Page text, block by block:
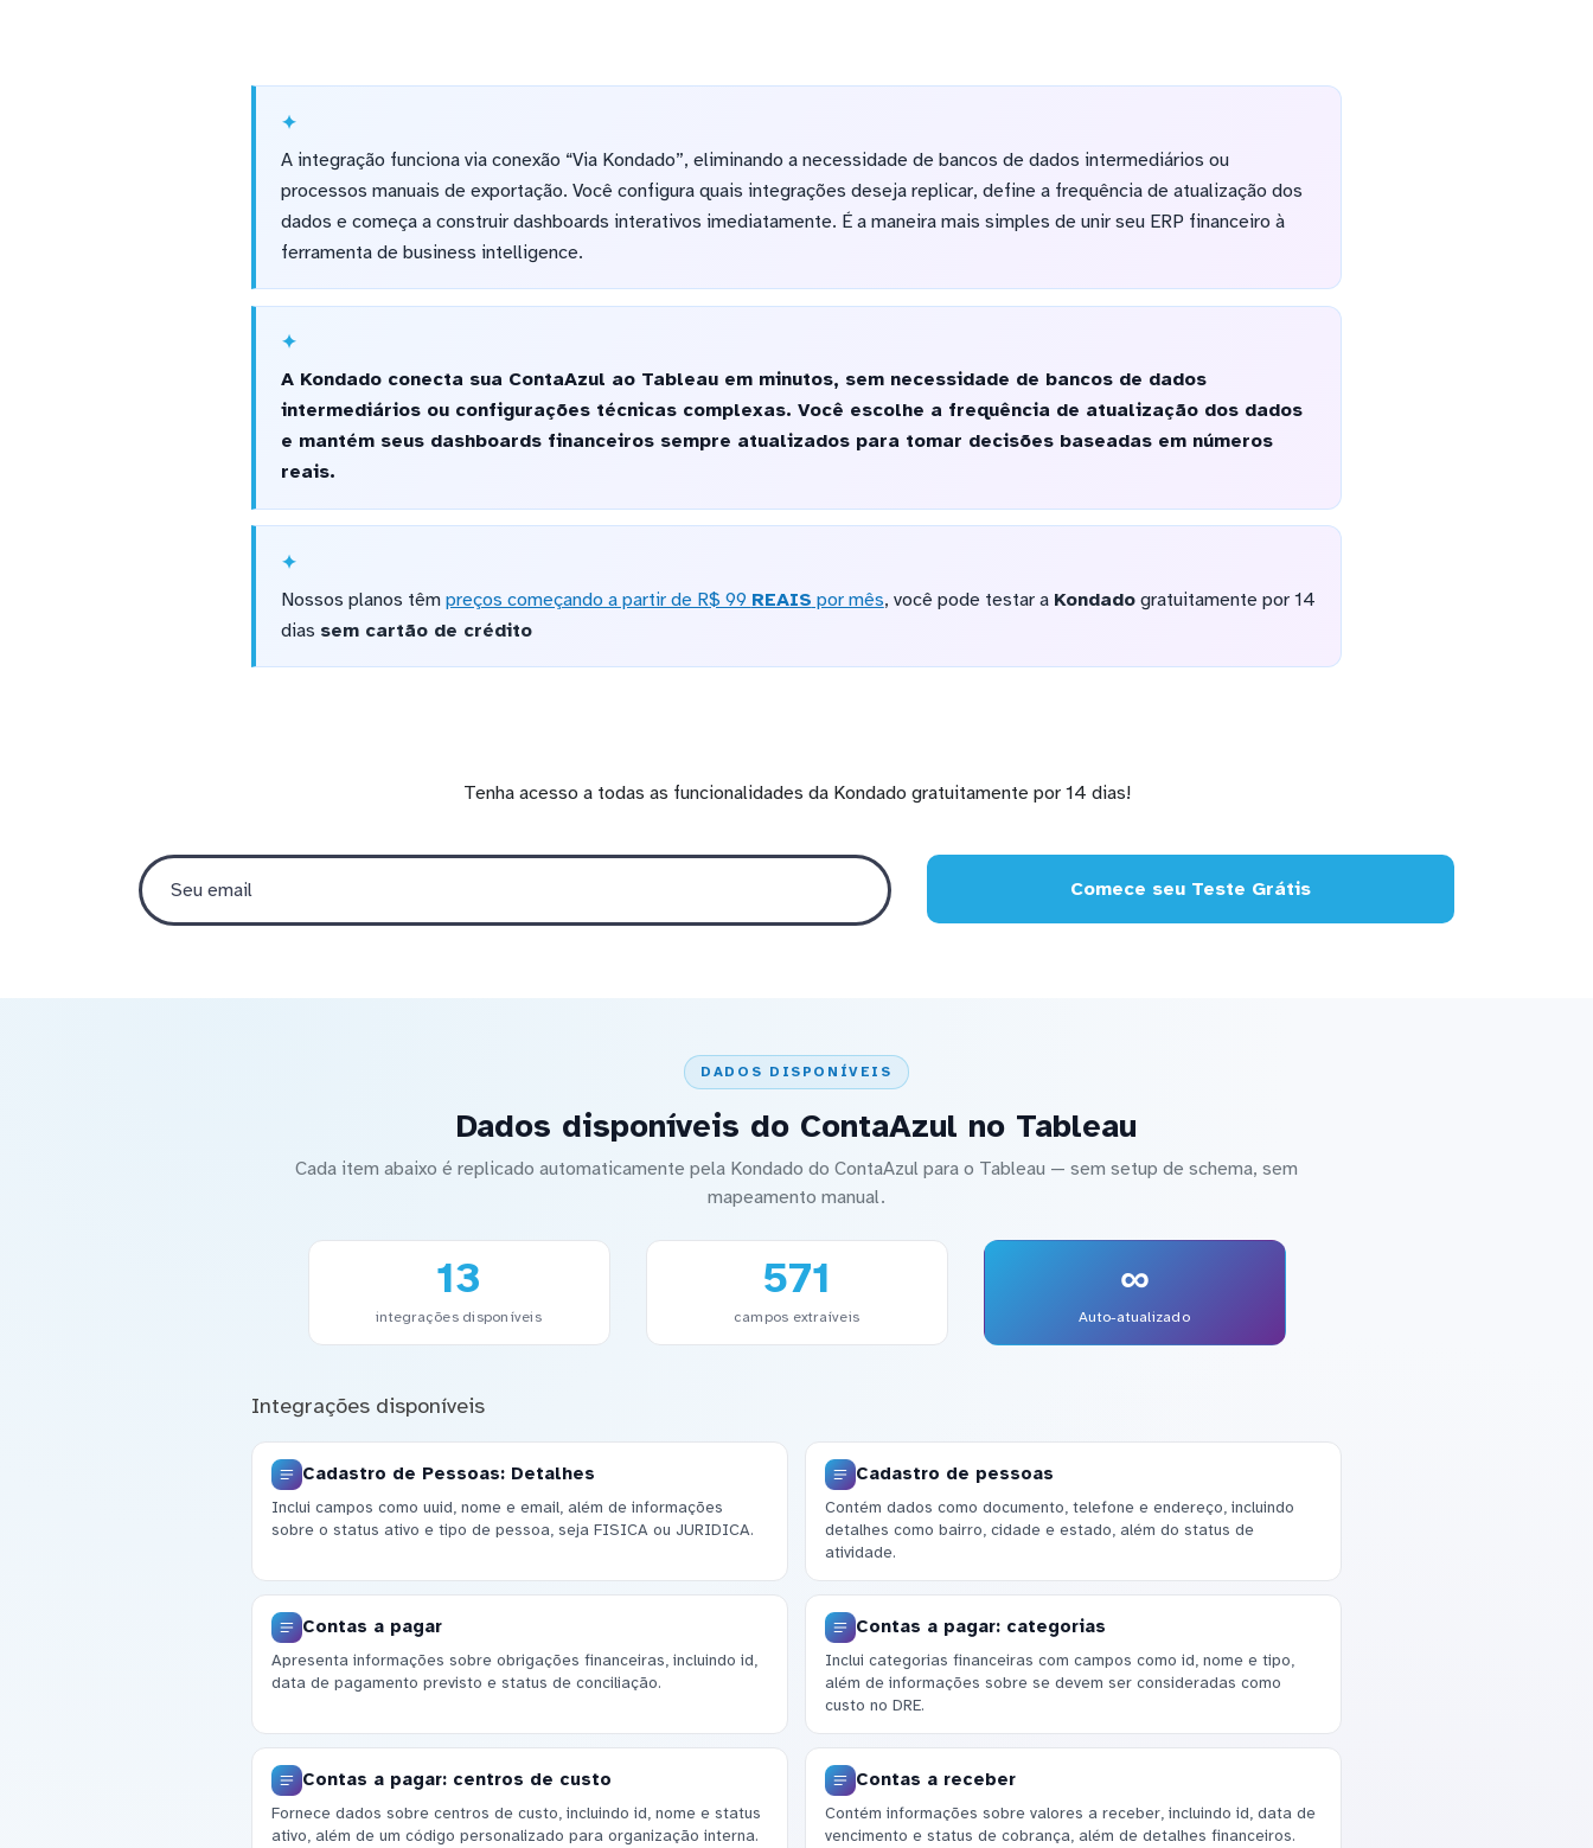
A integração funciona via conexão “Via Kondado”, eliminando a necessidade de bancos de dados intermediários ou
processos manuais de exportação. Você configura quais integrações deseja replicar, define a frequência de atualização dos
dados e começa a construir dashboards interativos imediatamente. É a maneira mais simples de unir seu ERP financeiro à
ferramenta de business intelligence.
A Kondado conecta sua ContaAzul ao Tableau em minutos, sem necessidade de bancos de dados
intermediários ou configurações técnicas complexas. Você escolhe a frequência de atualização dos dados
e mantém seus dashboards financeiros sempre atualizados para tomar decisões baseadas em números
reais.
Nossos planos têm preços começando a partir de R$ 99 REAIS por mês, você pode testar a Kondadogratuitamente por 14
dias sem cartão de crédito
Tenha acesso a todas as funcionalidades da Kondado gratuitamente por 14 dias!
Comece seu Teste Grátis
DADOS DISPONÍVEIS
Dados disponíveis do ContaAzul no Tableau
Cada item abaixo é replicado automaticamente pela Kondado do ContaAzul para o Tableau — sem setup de schema, sem
mapeamento manual.
13
integrações disponíveis
571
campos extraíveis
∞
Auto-atualizado
Integrações disponíveis
Cadastro de Pessoas: Detalhes
Inclui campos como uuid, nome e email, além de informações
sobre o status ativo e tipo de pessoa, seja FISICA ou JURIDICA.
Cadastro de pessoas
Contém dados como documento, telefone e endereço, incluindo
detalhes como bairro, cidade e estado, além do status de
atividade.
Contas a pagar
Apresenta informações sobre obrigações financeiras, incluindo id,
data de pagamento previsto e status de conciliação.
Contas a pagar: categorias
Inclui categorias financeiras com campos como id, nome e tipo,
além de informações sobre se devem ser consideradas como
custo no DRE.
Contas a pagar: centros de custo
Fornece dados sobre centros de custo, incluindo id, nome e status
ativo, além de um código personalizado para organização interna.
Contas a receber
Contém informações sobre valores a receber, incluindo id, data de
vencimento e status de cobrança, além de detalhes financeiros.